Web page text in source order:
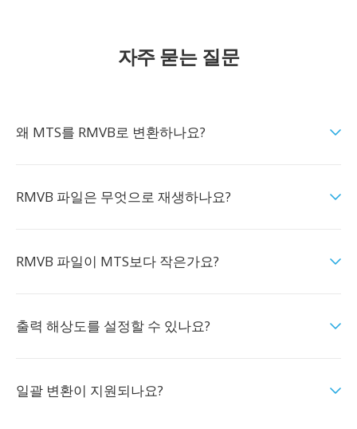
자주 묻는 질문
왜 MTS를 RMVB로 변환하나요?
RMVB 파일은 무엇으로 재생하나요?
RMVB 파일이 MTS보다 작은가요?
출력 해상도를 설정할 수 있나요?
일괄 변환이 지원되나요?